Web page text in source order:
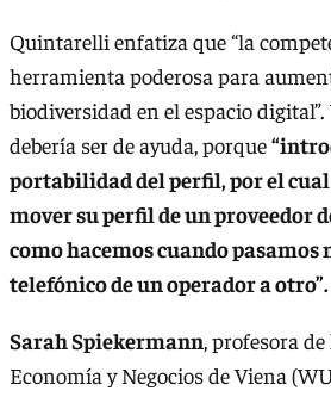
Quintarelli enfatiza que “la
herramienta poderosa para
biodiversidad en el espacio digital”.
debería ser de ayuda, porque
portabilidad del perfil, por el
mover su perfil de un proveedor
como hacemos cuando
telefónico de un operador a otro”.
Sarah Spiekermann , profesora
Economía y Negocios de Viena